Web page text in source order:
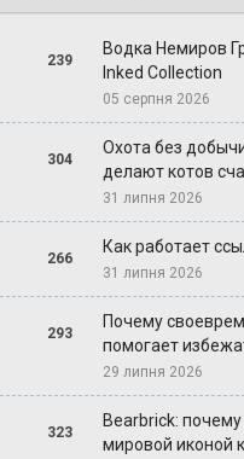
239
Водка Немиров
Inked Collection
05 серпня 2026
304
Охота без
делают котов
31 липня 2026
266
Как работает
31 липня 2026
293
Почему
помогает
29 липня 2026
323
Bearbrick:
мировой иконой